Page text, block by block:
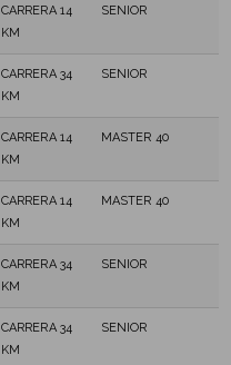
CARRERA 14
KM
SENIOR
CARRERA 34
KM
SENIOR
CARRERA 14
KM
MASTER 40
CARRERA 14
KM
MASTER 40
CARRERA 34
KM
SENIOR
CARRERA 34
KM
SENIOR